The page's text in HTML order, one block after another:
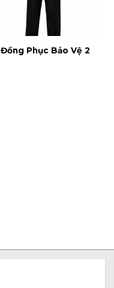
Đồng Phục Bảo Vệ 2